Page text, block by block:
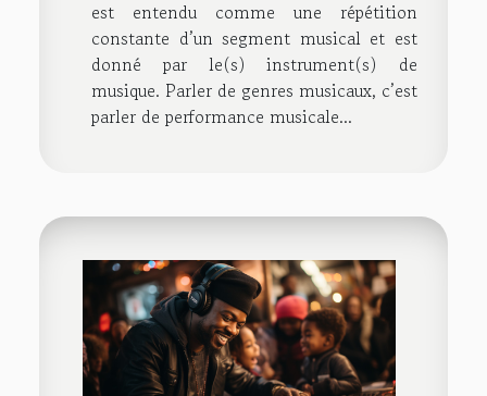
est entendu comme une répétition
constante d’un segment musical et est
donné par le(s) instrument(s) de
musique. Parler de genres musicaux, c’est
parler de performance musicale...